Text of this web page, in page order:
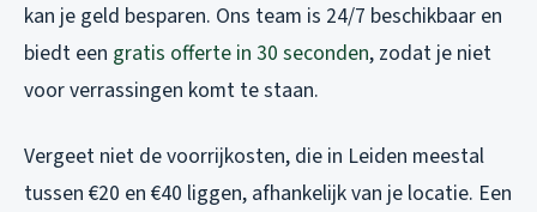
kan je geld besparen. Ons team is 24/7 beschikbaar en
biedt een gratis offerte in 30 seconden, zodat je niet
voor verrassingen komt te staan.
Vergeet niet de voorrijkosten, die in Leiden meestal
tussen €20 en €40 liggen, afhankelijk van je locatie. Een